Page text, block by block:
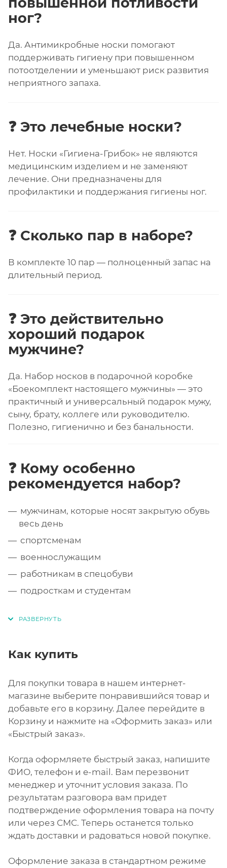
ног?
Да. Антимикробные носки помогают
поддерживать гигиену при повышенном
потоотделении и уменьшают риск развития
неприятного запаха.
❓ Это лечебные носки?
Нет. Носки «Гигиена-Грибок» не являются
медицинским изделием и не заменяют
лечение. Они предназначены для
профилактики и поддержания гигиены ног.
❓ Сколько пар в наборе?
В комплекте 10 пар — полноценный запас на
длительный период.
❓ Это действительно
хороший подарок
мужчине?
Да. Набор носков в подарочной коробке
«Боекомплект настоящего мужчины» — это
практичный и универсальный подарок мужу,
сыну, брату, коллеге или руководителю.
Полезно, гигиенично и без банальности.
❓ Кому особенно
рекомендуется набор?
мужчинам, которые носят закрытую обувь
весь день
спортсменам
военнослужащим
работникам в спецобуви
подросткам и студентам
Как купить
Для покупки товара в нашем интернет-
магазине выберите понравившийся товар и
добавьте его в корзину. Далее перейдите в
Корзину и нажмите на «Оформить заказ» или
«Быстрый заказ».
Когда оформляете быстрый заказ, напишите
ФИО, телефон и e-mail. Вам перезвонит
менеджер и уточнит условия заказа. По
результатам разговора вам придет
подтверждение оформления товара на почту
или через СМС. Теперь останется только
ждать доставки и радоваться новой покупке.
Оформление заказа в стандартном режиме